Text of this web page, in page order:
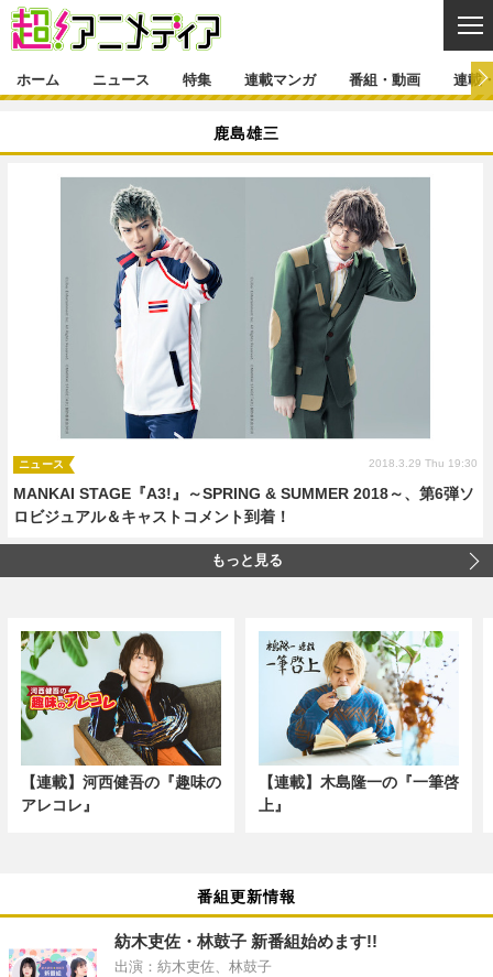
ゲーム・アプリ マンガ
映画 音楽
グッズ イベント
声優 コスプレ
舞台 新帝スタ
特集一覧 カバー
インタビュー レポート
ラキりす
連載マンガ一覧 連載一覧
番組・動画一覧 ラジオ
動画
連載・ブログ
連載・ブログ一覧 コラム
編集部ブログ・お知らせ
ホーム ニュース 特集 連載マンガ 番組・動画 連載
鹿島雄三
MANKAI STAGE『A3!』～SPRING & SUMMER 2018～、第6弾ソ
ロビジュアル＆キャストコメント到着！
ニュース 2018.3.29 Thu 19:30
もっと見る
【連載】河西健吾の『趣味の
アレコレ』
【連載】木島隆一の『一筆啓
上』
番組更新情報
紡木吏佐・林鼓子 新番組始めます!!
出演：紡木吏佐、林鼓子